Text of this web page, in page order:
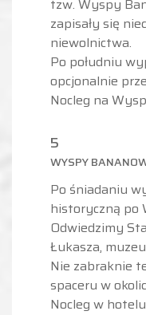
tzw. Wyspy
zapisały się
niewolnictwa.
Po południu
opcjonalnie
Nocleg na
5
WYSPY
Po śniadaniu
historyczną po
Odwiedzimy
Łukasza,
Nie zabraknie
spaceru w
Nocleg w